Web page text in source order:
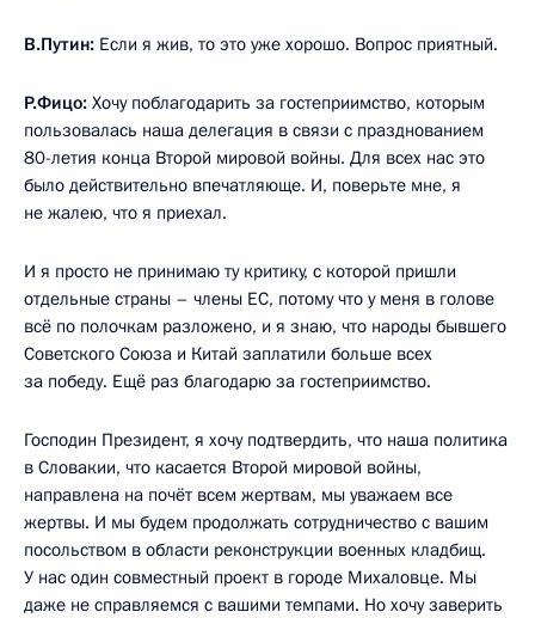
В.Путин: Если я жив, то это уже хорошо. Вопрос приятный.
Р.Фицо: Хочу поблагодарить за гостеприимство, которым
пользовалась наша делегация в связи с празднованием
80-летия конца Второй мировой войны. Для всех нас это
было действительно впечатляюще. И, поверьте мне, я
не жалею, что я приехал.
И я просто не принимаю ту критику, с которой пришли
отдельные страны – члены ЕС, потому что у меня в голове
всё по полочкам разложено, и я знаю, что народы бывшего
Советского Союза и Китай заплатили больше всех
за победу. Ещё раз благодарю за гостеприимство.
Господин Президент, я хочу подтвердить, что наша политика
в Словакии, что касается Второй мировой войны,
направлена на почёт всем жертвам, мы уважаем все
жертвы. И мы будем продолжать сотрудничество с вашим
посольством в области реконструкции военных кладбищ.
У нас один совместный проект в городе Михаловце. Мы
даже не справляемся с вашими темпами. Но хочу заверить